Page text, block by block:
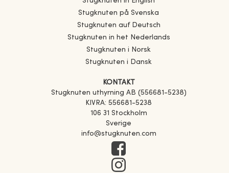
Stugknuten på Svenska
Stugknuten auf Deutsch
Stugknuten in het Nederlands
Stugknuten i Norsk
Stugknuten i Dansk
KONTAKT
Stugknuten uthyrning AB (556681-5238)
KIVRA: 556681-5238
106 31 Stockholm
Sverige
info@stugknuten.com